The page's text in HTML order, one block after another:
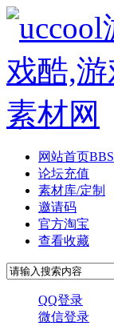
网站首页BBS
论坛充值
素材库/定制
邀请码
官方淘宝
查看收藏
QQ登录
微信登录